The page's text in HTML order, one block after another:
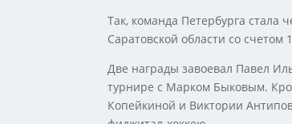
Так, команда Петербурга стала
Саратовской области со счетом
Две награды завоевал Павел
турнире с Марком Быковым.
Копейкиной и Виктории